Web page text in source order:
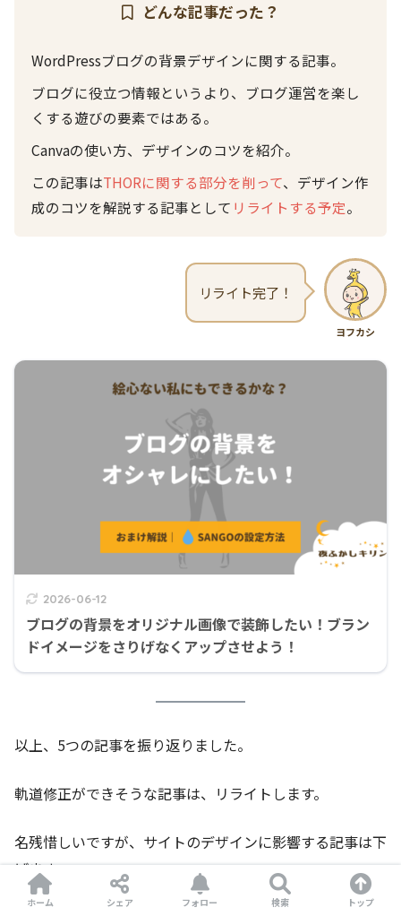
どんな記事だった？
WordPressブログの背景デザインに関する記事。
ブログに役立つ情報というより、ブログ運営を楽し
くする遊びの要素ではある。
Canvaの使い方、デザインのコツを紹介。
この記事はTHORに関する部分を削って、デザイン作
成のコツを解説する記事として リライトする予定。
ヨフカシ
リライト完了！
2026-06-12
ブログの背景をオリジナル画像で装飾したい！ブラン
ドイメージをさりげなくアップさせよう！
以上、5つの記事を振り返りました。
軌道修正ができそうな記事は、リライトします。
名残惜しいですが、サイトのデザインに影響する記事は下
げます。
ホーム シェア フォロー 検索 トップ